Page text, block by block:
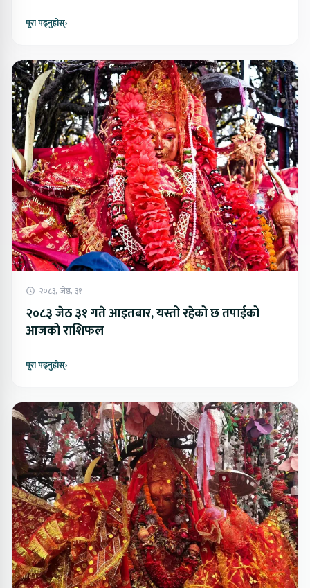
पूरा पढ्नुहोस्›
२०८३, जेष्ठ, ३१
२०८३ जेठ ३१ गते आइतबार, यस्तो रहेको छ तपाईको
आजको राशिफल
पूरा पढ्नुहोस्›